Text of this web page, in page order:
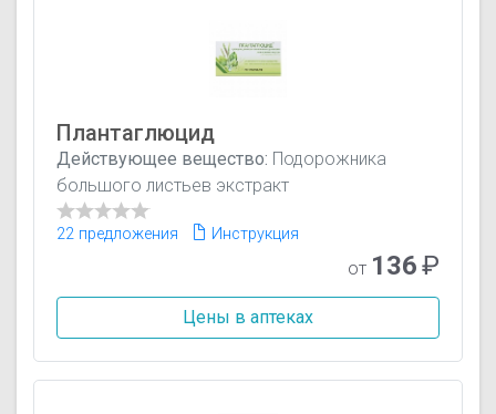
Плантаглюцид
Действующее вещество: Подорожника
большого листьев экстракт
22 предложения Инструкция
от 136₽
Цены в аптеках